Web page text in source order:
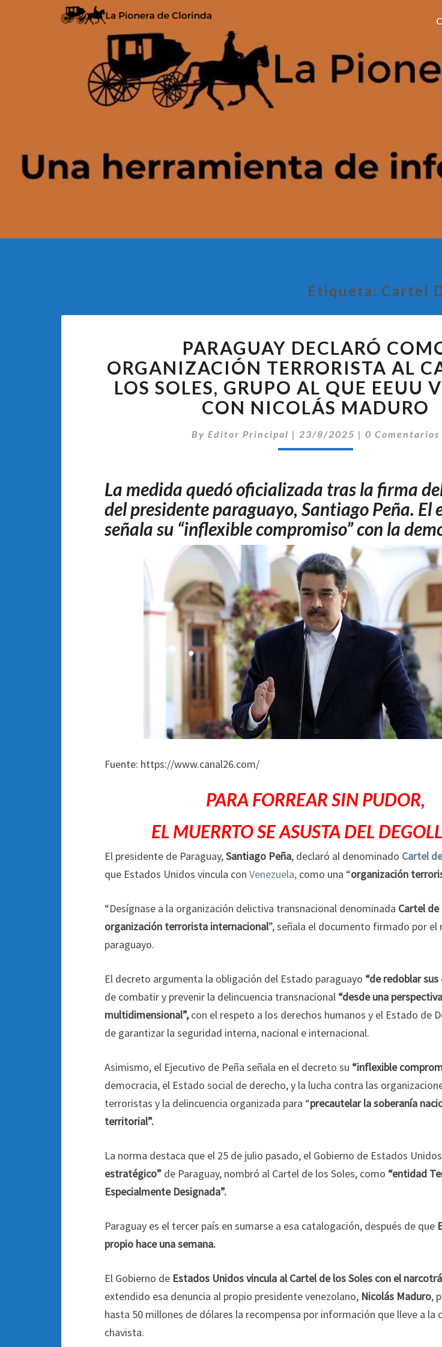
Etiqueta: Cartel
DECLARÓ
COMO
ORGANIZACIÓN
TERRORISTA
AL
DE
LOS
GRUPO
AL
QUE
EEUU
VINCULÓ
CON
NICOLÁS
MADURO
PARAGUAY DECLARÓ
ORGANIZACIÓN TERRORISTA AL
LOS SOLES, GRUPO AL QUE EEUU
CON NICOLÁS MADURO
ByEditor Principal | 23/8/2025 |Comentarios
0 Comentarios
La medida quedó oficializada tras la firma
del presidente paraguayo, Santiago Peña. El
señala su “inflexible compromiso” con la
Fuente: https://www.canal26.com/
PARA FORREAR SIN PUDOR,
EL MUERRTO SE ASUSTA DEL
El presidente de Paraguay,Santiago Peña, declaró al denominado Cartel
que Estados Unidos vincula con Venezuela, como una “organización
“Desígnase a la organización delictiva transnacional denominada Cartel
organización terrorista internacional”, señala el documento firmado por el
paraguayo.
El decreto argumenta la obligación del Estado paraguayo “de redoblar
de combatir y prevenir la delincuencia transnacional “desde una
multidimensional”,con el respeto a los derechos humanos y el Estado de
de garantizar la seguridad interna, nacional e internacional.
Asimismo, el Ejecutivo de Peña señala en el decreto su “inflexible
democracia, el Estado social de derecho, y la lucha contra las
terroristas y la delincuencia organizada para “precautelar la soberanía
territorial”.
La norma destaca que el 25 de julio pasado, el Gobierno de Estados
estratégico” de Paraguay, nombró al Cartel de los Soles, como “entidad
Especialmente Designada”.
Paraguay es el tercer país en sumarse a esa catalogación, después de que
propio hace una semana.
El Gobierno de Estados Unidos vincula al Cartel de los Soles con el
extendido esa denuncia al propio presidente venezolano, Nicolás Maduro,
hasta 50 millones de dólares la recompensa por información que lleve a la
chavista.